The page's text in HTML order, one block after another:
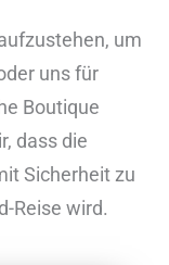
um
uns für
Boutique
dass die
Sicherheit zu
Reise wird.